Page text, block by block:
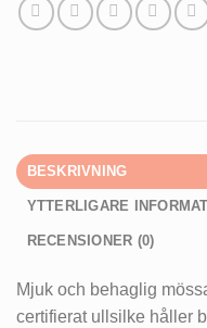
BESKRIVNING
YTTERLIGARE
RECENSIONER (0)
Mjuk och behaglig
certifierat ullsilke håller